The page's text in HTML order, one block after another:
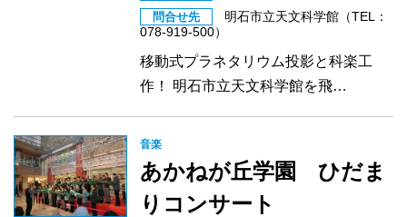
問合せ先
明石市立天文科学館（TEL：
078-919-500）
移動式プラネタリウム投影と科楽工
作！ 明石市立天文科学館を飛…
音楽
あかねが丘学園 ひだま
りコンサート